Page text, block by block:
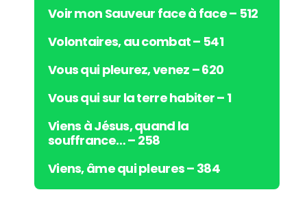
Voir mon Sauveur face à face – 512
Volontaires, au combat – 541
Vous qui pleurez, venez – 620
Vous qui sur la terre habiter – 1
Viens à Jésus, quand la
souffrance… – 258
Viens, âme qui pleures – 384